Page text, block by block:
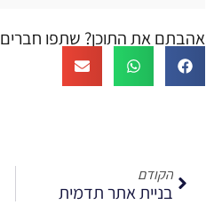
אהבתם את התוכן? שתפו חברים
הקודם
בניית אתר תדמית